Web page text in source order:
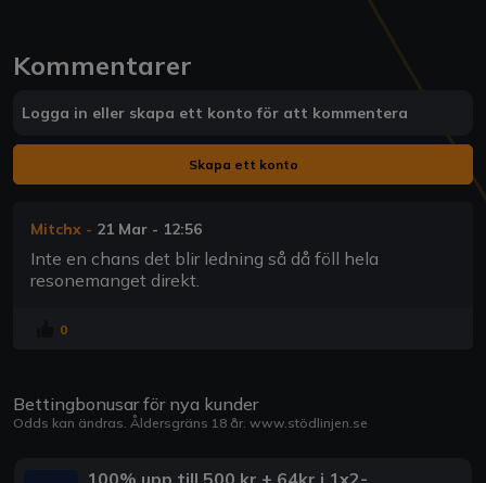
Kommentarer
Logga in eller skapa ett konto för att kommentera
Skapa ett konto
Mitchx - 21 Mar - 12:56
Inte en chans det blir ledning så då föll hela
resonemanget direkt.
0
Bettingbonusar för nya kunder
Odds kan ändras. Åldersgräns 18 år. www.stödlinjen.se
100% upp till 500 kr + 64kr i 1x2-